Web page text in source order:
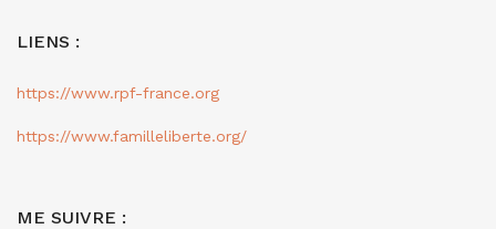
LIENS :
https://www.rpf-france.org
https://www.familleliberte.org/
ME SUIVRE :